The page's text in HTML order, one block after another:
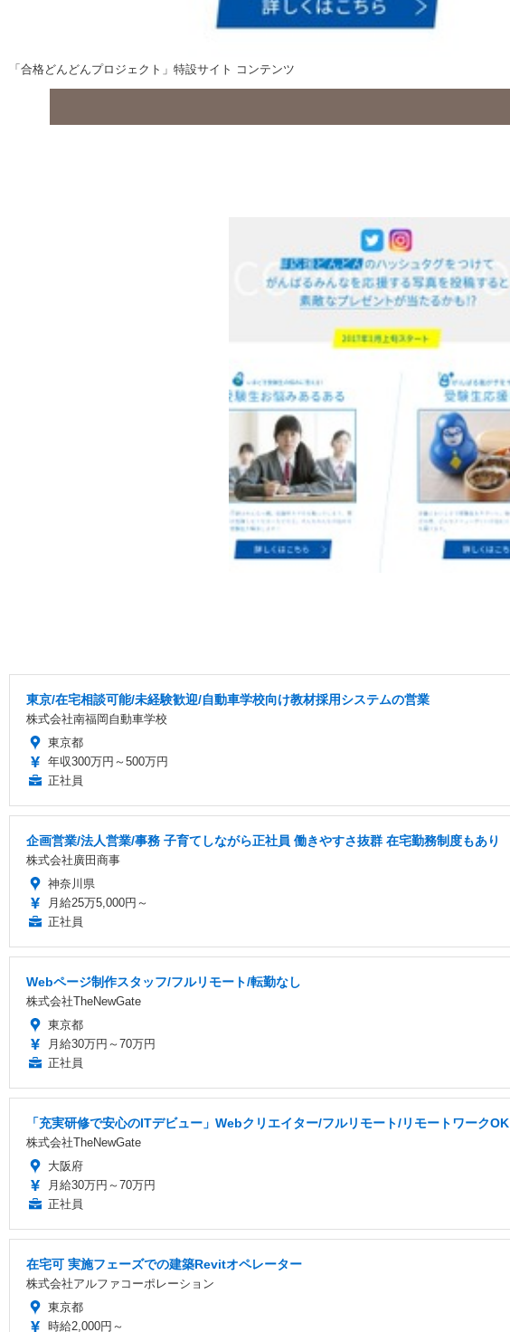
「合格どんどんプロジェクト」特設サイト コンテンツ
東京/在宅相談可能/未経験歓迎/自動車学校向け教材採用システムの営業
株式会社南福岡自動車学校
東京都
年収300万円～500万円
正社員
企画営業/法人営業/事務 子育てしながら正社員 働きやすさ抜群 在宅勤務制度もあり
株式会社廣田商事
神奈川県
月給25万5,000円～
正社員
Webページ制作スタッフ/フルリモート/転勤なし
株式会社TheNewGate
東京都
月給30万円～70万円
正社員
「充実研修で安心のITデビュー」Webクリエイター/フルリモート/リモートワークOK
株式会社TheNewGate
大阪府
月給30万円～70万円
正社員
在宅可 実施フェーズでの建築Revitオペレーター
株式会社アルファコーポレーション
東京都
時給2,000円～